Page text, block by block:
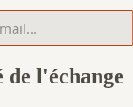
l'échange